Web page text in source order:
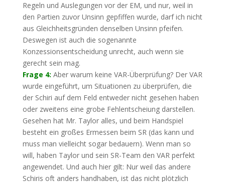
Regeln und Auslegungen vor der EM, und nur, weil in
den Partien zuvor Unsinn gepfiffen wurde, darf ich nicht
aus Gleichheitsgründen denselben Unsinn pfeifen.
Deswegen ist auch die sogenannte
Konzessionsentscheidung unrecht, auch wenn sie
gerecht sein mag.
Frage 4: Aber warum keine VAR-Überprüfung? Der VAR
wurde eingeführt, um Situationen zu überprüfen, die
der Schiri auf dem Feld entweder nicht gesehen haben
oder zweitens eine grobe Fehlentscheiung darstellen.
Gesehen hat Mr. Taylor alles, und beim Handspiel
besteht ein großes Ermessen beim SR (das kann und
muss man vielleicht sogar bedauern). Wenn man so
will, haben Taylor und sein SR-Team den VAR perfekt
angewendet. Und auch hier gilt: Nur weil das andere
Schiris oft anders handhaben, ist das nicht plötzlich